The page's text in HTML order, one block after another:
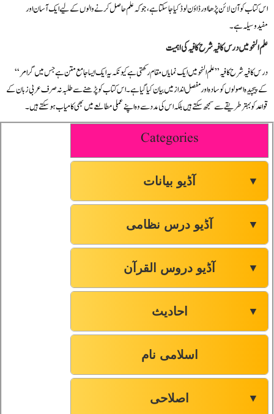
اس کتاب کو آن لائن پڑھا اور ڈاؤن لوڈ کیا جا سکتا ہے، جو کہ علم حاصل کرنے والوں کے لیے ایک آسان اور
مفید وسیلہ ہے۔
علم النحو میں درس کا فیہ شرح کافیہ کی اہمیت
“درس کا فیہ شرح کافیہ” علم النحو میں ایک نمایاں مقام رکھتی ہے کیونکہ یہ ایک ایسا جامع متن ہے جس میں گرامر
کے پیچیدہ اصولوں کو سادہ اور مفصل انداز میں بیان کیا گیا ہے۔ اس کتاب کو پڑھنے سے طلبہ نہ صرف عربی زبان کے
قواعد کو بہتر طریقے سے سمجھ سکتے ہیں بلکہ اس کی مدد سے وہ اپنے عملی مطالعے میں بھی کامیاب ہو سکتے ہیں۔
Categories
آڈیو بیانات ▼
آڈیو درس نظامی ▼
آڈیو دروس القرآن ▼
احادیث ▼
اسلامی نام
اصلاحی ▼